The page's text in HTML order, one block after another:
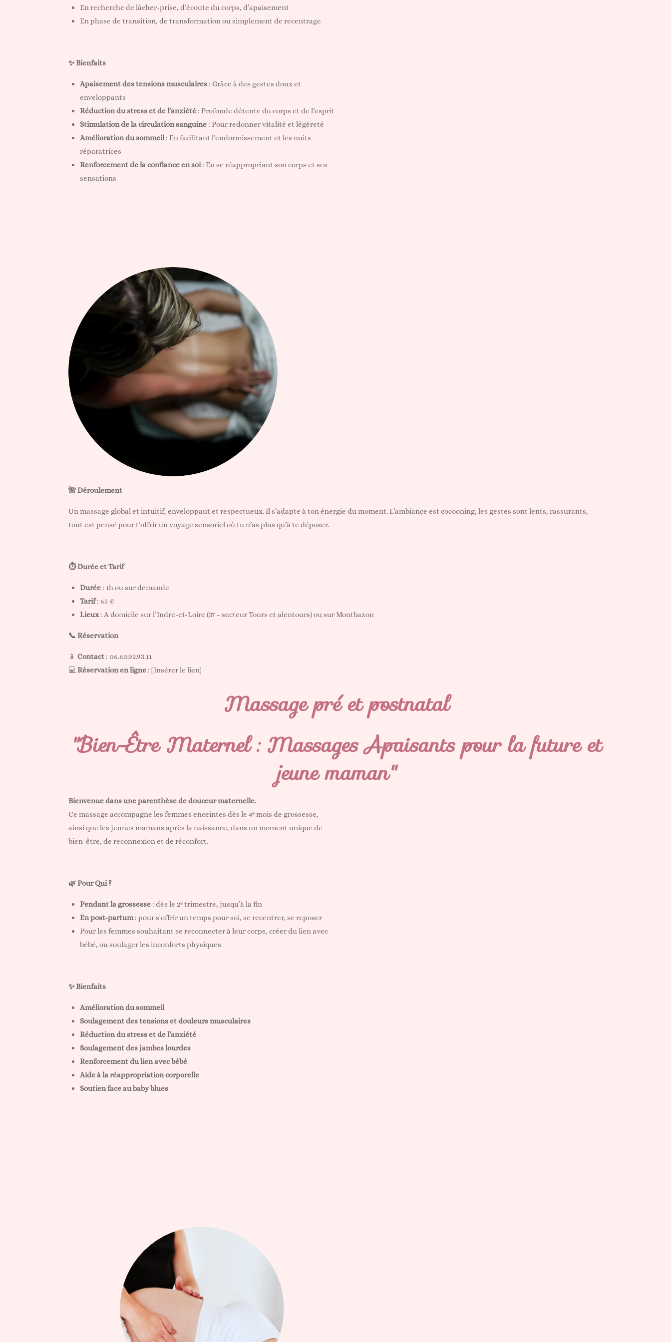
En recherche de lâcher-prise, d’écoute du corps, d’apaisement
En phase de transition, de transformation ou simplement de recentrage
✨ Bienfaits
Apaisement des tensions musculaires: Grâce à des gestes doux et
enveloppants
Réduction du stress et de l’anxiété: Profonde détente du corps et de l’esprit
Stimulation de la circulation sanguine: Pour redonner vitalité et légèreté
Amélioration du sommeil: En facilitant l’endormissement et les nuits
réparatrices
Renforcement de la confiance en soi: En se réappropriant son corps et ses
sensations
🌺 Déroulement
Un massage global et intuitif, enveloppant et respectueux. Il s’adapte à ton énergie du moment. L’ambiance est cocooning, les gestes sont lents, rassurants,
tout est pensé pour t’offrir un voyage sensoriel où tu n’as plus qu’à te déposer.
⏱️ Durée et Tarif
Durée: 1h ou sur demande
Tarif: 65 €
Lieux: A domicile sur l’Indre-et-Loire (37 – secteur Tours et alentours) ou sur Montbazon
📞 Réservation
📱 Contact : 06.60.92.93.11
💻Réservation en ligne : [Insérer le lien]
Massage pré et postnatal
"Bien-Être Maternel : Massages Apaisants pour la future et
jeune maman"
Bienvenue dans une parenthèse de douceur maternelle.
Ce massage accompagne les femmes enceintes dès le 4ᵉ mois de grossesse,
ainsi que les jeunes mamans après la naissance, dans un moment unique de
bien-être, de reconnexion et de réconfort.
🌿 Pour Qui ?
Pendant la grossesse: dès le 2ᵉ trimestre, jusqu’à la fin
En post-partum: pour s'offrir un temps pour soi, se recentrer, se reposer
Pour les femmes souhaitant se reconnecter à leur corps, créer du lien avec
bébé, ou soulager les inconforts physiques
✨ Bienfaits
Amélioration du sommeil
Soulagement des tensions et douleurs musculaires
Réduction du stress et de l’anxiété
Soulagement des jambes lourdes
Renforcement du lien avec bébé
Aide à la réappropriation corporelle
Soutien face au baby blues